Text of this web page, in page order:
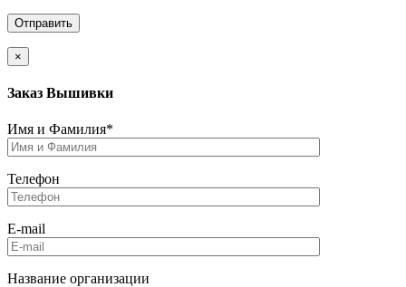
×
Заказ Вышивки
Имя и Фамилия*
Телефон
E-mail
Название организации